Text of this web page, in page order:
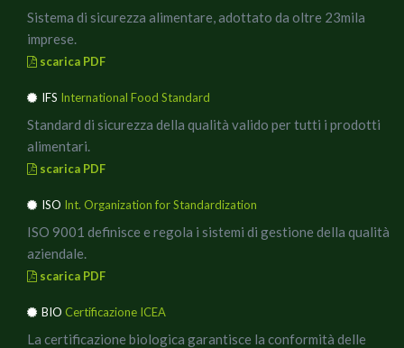
Sistema di sicurezza alimentare, adottato da oltre 23mila
imprese.
scarica PDF
IFS International Food Standard
Standard di sicurezza della qualità valido per tutti i prodotti
alimentari.
scarica PDF
ISO Int. Organization for Standardization
ISO 9001 definisce e regola i sistemi di gestione della qualità
aziendale.
scarica PDF
BIO Certificazione ICEA
La certificazione biologica garantisce la conformità delle